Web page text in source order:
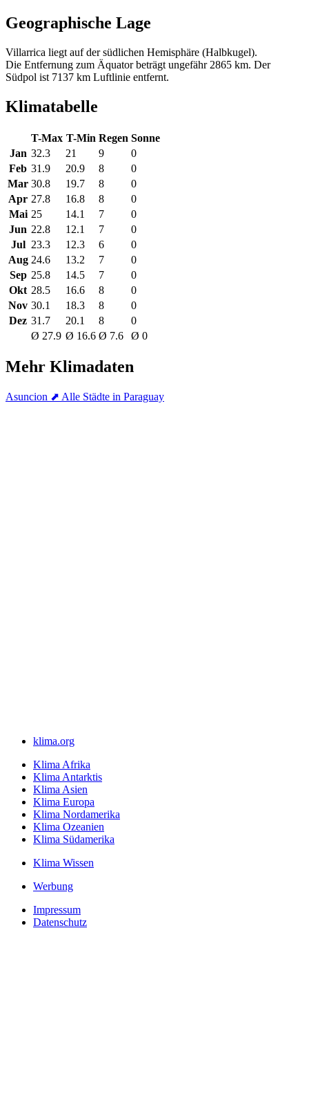
Geographische Lage
Villarrica liegt auf der südlichen Hemisphäre (Halbkugel).
Die Entfernung zum Äquator beträgt ungefähr 2865 km. Der
Südpol ist 7137 km Luftlinie entfernt.
Klimatabelle
T-Max T-Min Regen Sonne
Jan 32.3 21 9
0
Feb 31.9 20.9 8
0
Mar 30.8 19.7 8
0
Apr 27.8 16.8 8
0
Mai 25 14.1 7
0
Jun 22.8 12.1 7
0
Jul 23.3 12.3 6
0
Aug 24.6 13.2 7
0
Sep 25.8 14.5 7
0
Okt 28.5 16.6 8
0
Nov 30.1 18.3 8
0
Dez 31.7 20.1 8
0
Ø 27.9 Ø 16.6 Ø 7.6 Ø 0
Mehr Klimadaten
Asuncion ⬈ Alle Städte in Paraguay
klima.org
Klima Afrika
Klima Antarktis
Klima Asien
Klima Europa
Klima Nordamerika
Klima Ozeanien
Klima Südamerika
Klima Wissen
Werbung
Impressum
Datenschutz